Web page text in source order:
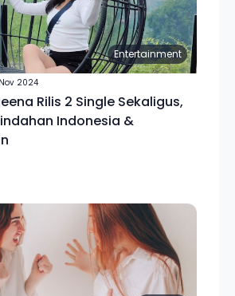
Entertainment
2024
Rilis 2 Single Sekaligus,
Indonesia &